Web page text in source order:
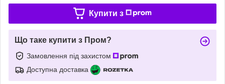
Купити з
Що таке купити з Пром?
Замовлення під захистом
Доступна доставка